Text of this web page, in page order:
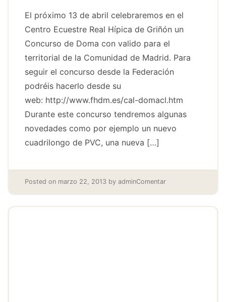
El próximo 13 de abril celebraremos en el
Centro Ecuestre Real Hípica de Griñón un
Concurso de Doma con valido para el
territorial de la Comunidad de Madrid. Para
seguir el concurso desde la Federación
podréis hacerlo desde su
web: http://www.fhdm.es/cal-domacl.htm
Durante este concurso tendremos algunas
novedades como por ejemplo un nuevo
cuadrilongo de PVC, una nueva […]
Posted on marzo 22, 2013 by adminComentar